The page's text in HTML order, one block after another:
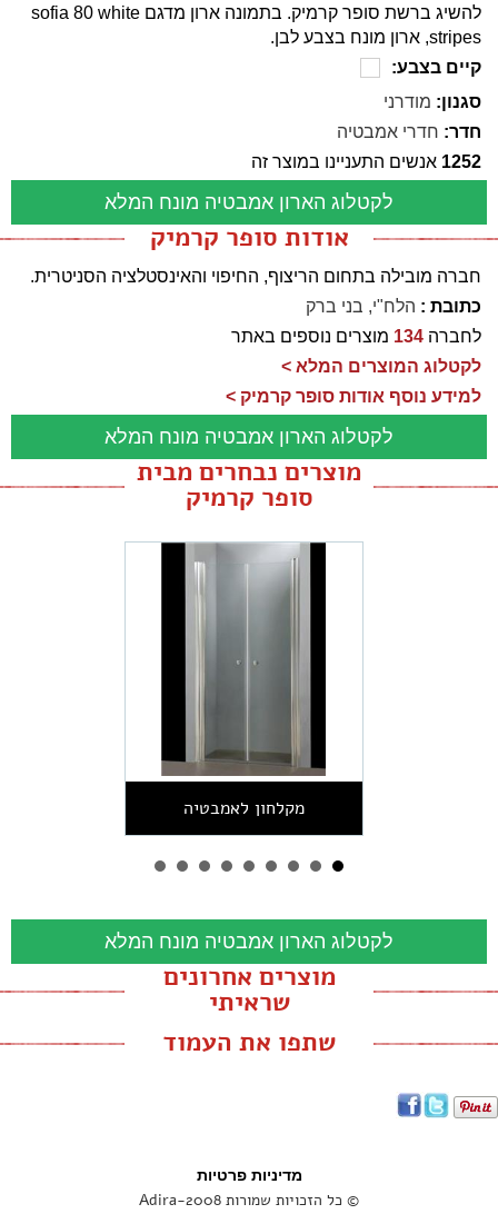
להשיג ברשת סופר קרמיק. בתמונה ארון מדגם sofia 80 white
stripes, ארון מונח בצבע לבן.
קיים בצבע:
סגנון: מודרני
חדר: חדרי אמבטיה
1252 אנשים התעניינו במוצר זה
לקטלוג הארון אמבטיה מונח המלא
אודות סופר קרמיק
חברה מובילה בתחום הריצוף, החיפוי והאינסטלציה הסניטרית.
כתובת : הלח"י, בני ברק
לחברה 134 מוצרים נוספים באתר
לקטלוג המוצרים המלא >
למידע נוסף אודות סופר קרמיק >
לקטלוג הארון אמבטיה מונח המלא
מוצרים נבחרים מבית
סופר קרמיק
מקלחון לאמבטיה
לקטלוג הארון אמבטיה מונח המלא
מוצרים אחרונים
שראיתי
שתפו את העמוד
מדיניות פרטיות
© כל הזכויות שמורות Adira-2008